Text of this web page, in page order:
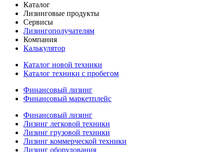
Каталог
Лизинговые продукты
Сервисы
Лизингополучателям
Компания
Калькулятор
Каталог новой техники
Каталог техники с пробегом
Финансовый лизинг
Финансовый маркетплейс
Финансовый лизинг
Лизинг легковой техники
Лизинг грузовой техники
Лизинг коммерческой техники
Лизинг оборудования